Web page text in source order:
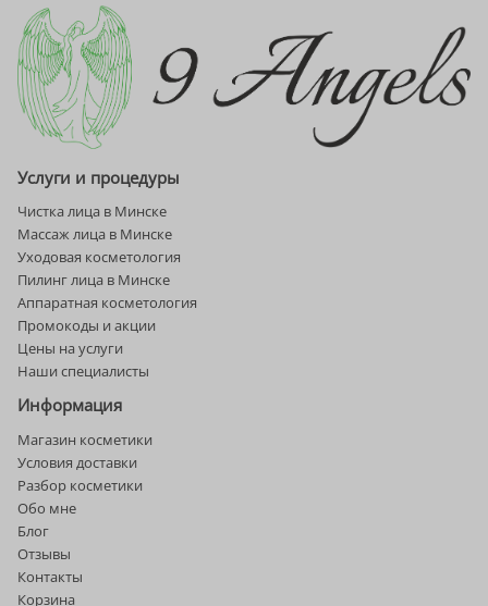
Услуги и процедуры
Чистка лица в Минске
Массаж лица в Минске
Уходовая косметология
Пилинг лица в Минске
Аппаратная косметология
Промокоды и акции
Цены на услуги
Наши специалисты
Информация
Магазин косметики
Условия доставки
Разбор косметики
Обо мне
Блог
Отзывы
Контакты
Корзина